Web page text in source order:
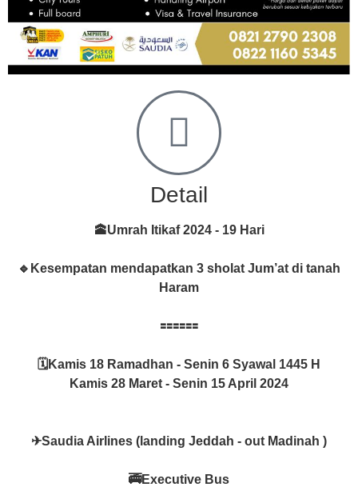
Detail
🕋Umrah Itikaf 2024 - 19 Hari
🔹Kesempatan mendapatkan 3 sholat Jum’at di tanah
Haram
🟰🟰🟰🟰🟰🟰
🗓Kamis 18 Ramadhan - Senin 6 Syawal 1445 H
Kamis 28 Maret - Senin 15 April 2024
✈Saudia Airlines (landing Jeddah - out Madinah )
🚎Executive Bus